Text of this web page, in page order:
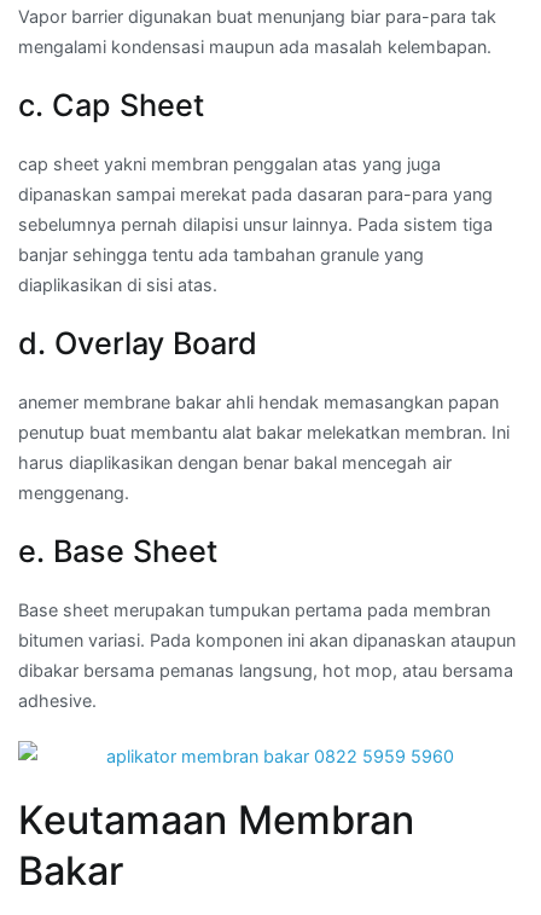
Vapor barrier digunakan buat menunjang biar para-para tak
mengalami kondensasi maupun ada masalah kelembapan.
c. Cap Sheet
cap sheet yakni membran penggalan atas yang juga
dipanaskan sampai merekat pada dasaran para-para yang
sebelumnya pernah dilapisi unsur lainnya. Pada sistem tiga
banjar sehingga tentu ada tambahan granule yang
diaplikasikan di sisi atas.
d. Overlay Board
anemer membrane bakar ahli hendak memasangkan papan
penutup buat membantu alat bakar melekatkan membran. Ini
harus diaplikasikan dengan benar bakal mencegah air
menggenang.
e. Base Sheet
Base sheet merupakan tumpukan pertama pada membran
bitumen variasi. Pada komponen ini akan dipanaskan ataupun
dibakar bersama pemanas langsung, hot mop, atau bersama
adhesive.
Keutamaan Membran
Bakar